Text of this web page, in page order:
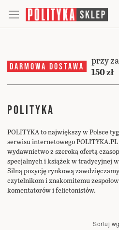
DARMOWA DOSTAWA
przy
150 zł
Sortuj wg
POLITYKA
POLITYKA to największy w Polsce
serwisu internetowego
wydawnictwo z szeroką ofertą
specjalnych i książek w tradycyjnej
Silną pozycję rynkową
czytelnikom i znakomitemu
komentatorów i felietonistów.